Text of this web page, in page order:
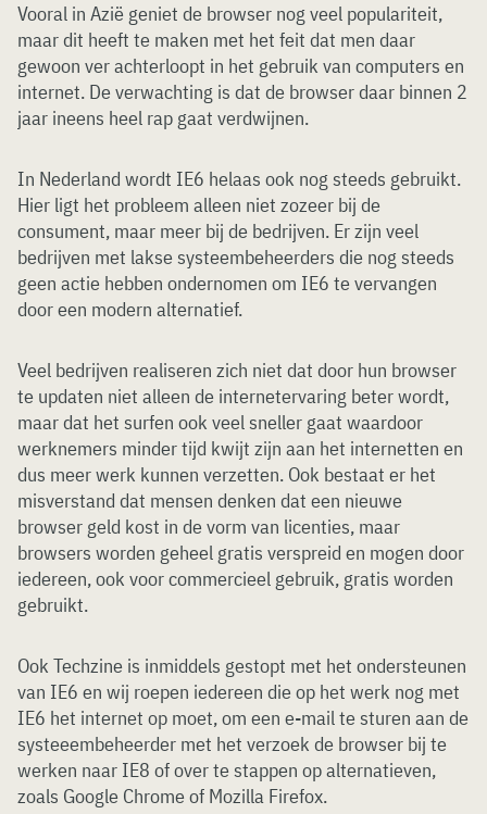
Vooral in Azië geniet de browser nog veel populariteit,
maar dit heeft te maken met het feit dat men daar
gewoon ver achterloopt in het gebruik van computers en
internet. De verwachting is dat de browser daar binnen 2
jaar ineens heel rap gaat verdwijnen.
In Nederland wordt IE6 helaas ook nog steeds gebruikt.
Hier ligt het probleem alleen niet zozeer bij de
consument, maar meer bij de bedrijven. Er zijn veel
bedrijven met lakse systeembeheerders die nog steeds
geen actie hebben ondernomen om IE6 te vervangen
door een modern alternatief.
Veel bedrijven realiseren zich niet dat door hun browser
te updaten niet alleen de internetervaring beter wordt,
maar dat het surfen ook veel sneller gaat waardoor
werknemers minder tijd kwijt zijn aan het internetten en
dus meer werk kunnen verzetten. Ook bestaat er het
misverstand dat mensen denken dat een nieuwe
browser geld kost in de vorm van licenties, maar
browsers worden geheel gratis verspreid en mogen door
iedereen, ook voor commercieel gebruik, gratis worden
gebruikt.
Ook Techzine is inmiddels gestopt met het ondersteunen
van IE6 en wij roepen iedereen die op het werk nog met
IE6 het internet op moet, om een e-mail te sturen aan de
systeeembeheerder met het verzoek de browser bij te
werken naar IE8 of over te stappen op alternatieven,
zoals Google Chrome of Mozilla Firefox.